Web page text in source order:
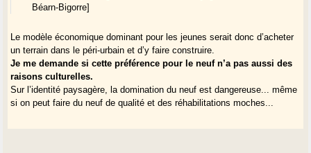
Béarn-Bigorre]
Le modèle économique dominant pour les jeunes serait donc d’acheter
un terrain dans le péri-urbain et d’y faire construire.
Je me demande si cette préférence pour le neuf n’a pas aussi des
raisons culturelles.
Sur l’identité paysagère, la domination du neuf est dangereuse... même
si on peut faire du neuf de qualité et des réhabilitations moches...